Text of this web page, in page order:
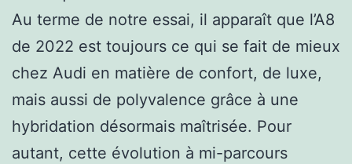
Au terme de notre essai, il apparaît que l’A8
de 2022 est toujours ce qui se fait de mieux
chez Audi en matière de confort, de luxe,
mais aussi de polyvalence grâce à une
hybridation désormais maîtrisée. Pour
autant, cette évolution à mi-parcours